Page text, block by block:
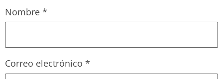
Nombre *
Correo electrónico *